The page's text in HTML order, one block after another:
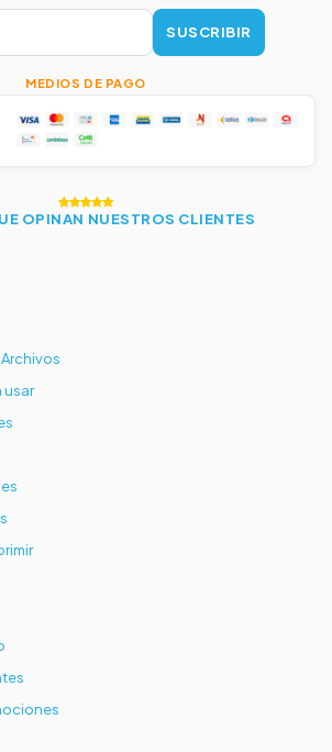
SUSCRIBIR
MEDIOS DE PAGO
OPINAN NUESTROS CLIENTES
usar